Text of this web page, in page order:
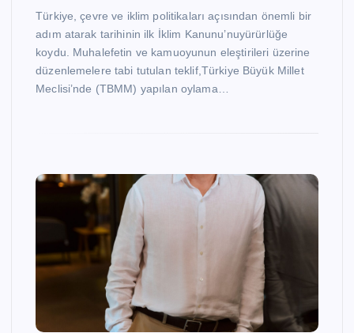
Türkiye, çevre ve iklim politikaları açısından önemli bir
adım atarak tarihinin ilk İklim Kanunu’nuyürürlüğe
koydu. Muhalefetin ve kamuoyunun eleştirileri üzerine
düzenlemelere tabi tutulan teklif,Türkiye Büyük Millet
Meclisi’nde (TBMM) yapılan oylama…